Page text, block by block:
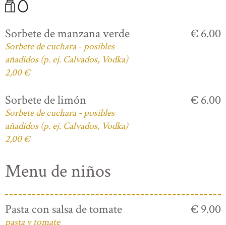
Sorbete de manzana verde
Sorbete de cuchara - posibles
añadidos (p. ej. Calvados, Vodka)
2,00 €
€ 6.00
Sorbete de limón
Sorbete de cuchara - posibles
añadidos (p. ej. Calvados, Vodka)
2,00 €
€ 6.00
Menu de niños
Pasta con salsa de tomate
pasta y tomate
€ 9.00